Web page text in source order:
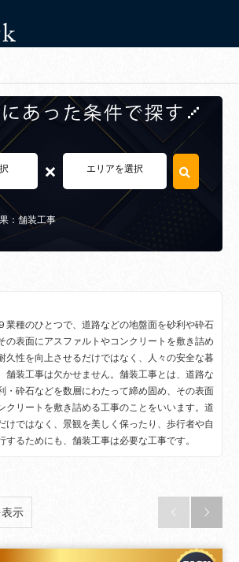
× エリアを選択
：舗装工事
業種のひとつで、道路などの地盤面を砂利や砕石
の表面にアスファルトやコンクリートを敷き詰め
久性を向上させるだけではなく、人々の安全な暮
舗装工事は欠かせません。舗装工事とは、道路な
・砕石などを数層にわたって締め固め、その表面
クリートを敷き詰める工事のことをいいます。道
けではなく、景観を美しく保ったり、歩行者や自
るためにも、舗装工事は必要な工事です。
示  